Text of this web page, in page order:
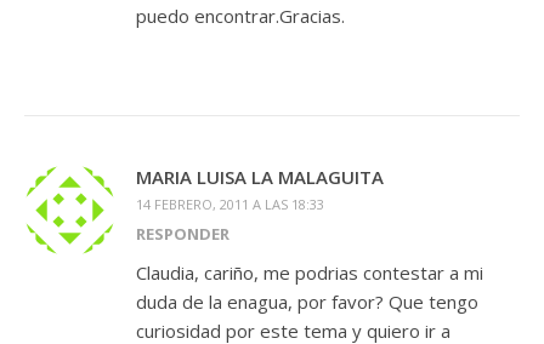
puedo encontrar.Gracias.
MARIA LUISA LA MALAGUITA
14 FEBRERO, 2011 A LAS 18:33
RESPONDER
Claudia, cariño, me podrias contestar a mi
duda de la enagua, por favor? Que tengo
curiosidad por este tema y quiero ir a